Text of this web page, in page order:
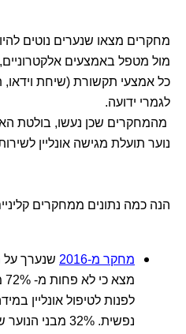
מחקרים מצאו שנערים נוטים
מול מטפל באמצעים
כל אמצעי תקשורת (שיחת וידאו,
לגמרי ידועה.
מהמחקרים שכן נעשו, בולטת
נוער תועלת מגישה אונליין
הנה כמה נתונים ממחקרים
מחקר מ-2016
שנערך על
לפנות לטיפול אונליין
נפשית. 32%